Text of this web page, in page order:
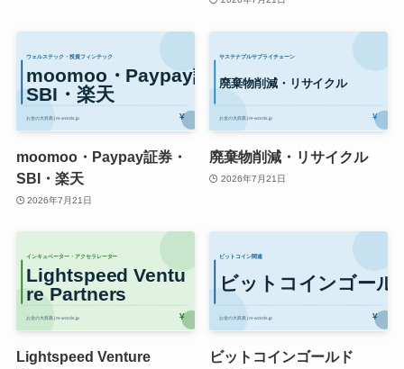
moomoo・Paypay証券・
SBI・楽天
2026年7月21日
廃棄物削減・リサイクル
2026年7月21日
Lightspeed Venture
ビットコインゴールド